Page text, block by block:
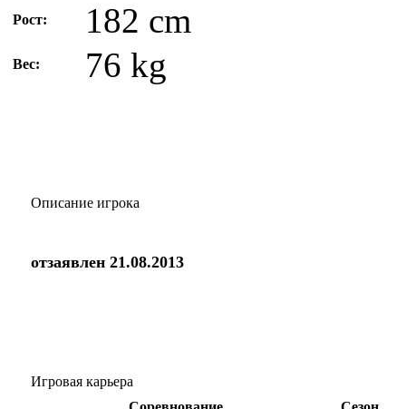
Рост: 182 cm
Вес: 76 kg
Описание игрока
отзаявлен 21.08.2013
Игровая карьера